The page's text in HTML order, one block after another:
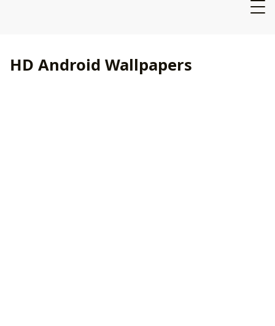
HD Android Wallpapers